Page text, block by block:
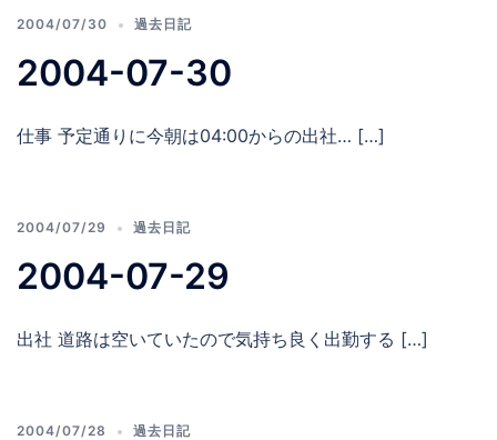
2004/07/30 過去日記
2004-07-30
仕事 予定通りに今朝は04:00からの出社… […]
2004/07/29 過去日記
2004-07-29
出社 道路は空いていたので気持ち良く出勤する […]
2004/07/28 過去日記